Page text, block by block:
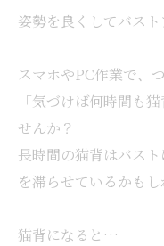
姿勢を良くしてバス
スマホやPC作業で、
「気づけば何時間も
せんか？
長時間の猫背はバス
を滞らせているかもし
猫背になると…